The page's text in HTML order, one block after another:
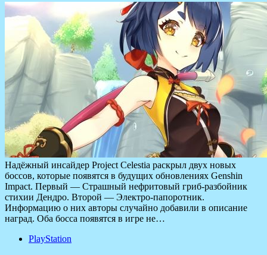
Надёжный инсайдер Project Celestia раскрыл двух новых
боссов, которые появятся в будущих обновлениях Genshin
Impact. Первый — Страшный нефритовый гриб-разбойник
стихии Дендро. Второй — Электро-папоротник.
Информацию о них авторы случайно добавили в описание
наград. Оба босса появятся в игре не…
PlayStation